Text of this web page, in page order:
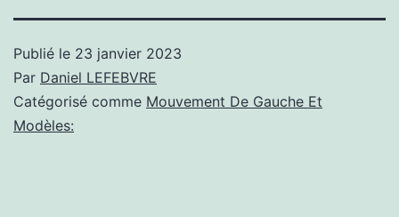
Publié le 23 janvier 2023
Par Daniel LEFEBVRE
Catégorisé comme Mouvement De Gauche Et
Modèles: